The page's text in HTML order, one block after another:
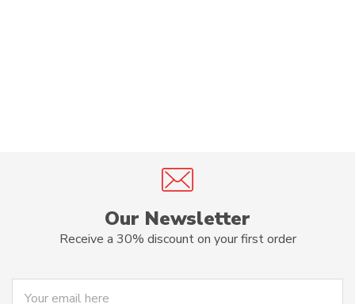
Our Newsletter
Receive a 30% discount on your first order